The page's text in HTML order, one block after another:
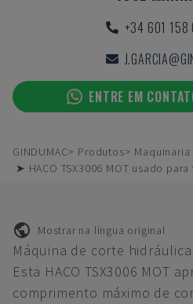
+34 601 158
ENTRE EM
GINDUMAC Produtos
➤ HACO TSX3006 MOT usado
Mostrar na língua original
Máquina de corte
Esta HACO TSX3006 MOT
comprimento máximo de